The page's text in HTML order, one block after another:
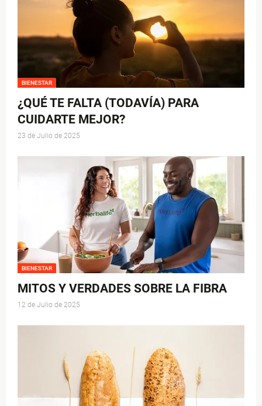
BIENESTAR
¿QUÉ TE FALTA (TODAVÍA) PARA
CUIDARTE MEJOR?
23 de Julio de 2025
BIENESTAR
MITOS Y VERDADES SOBRE LA FIBRA
12 de Julio de 2025